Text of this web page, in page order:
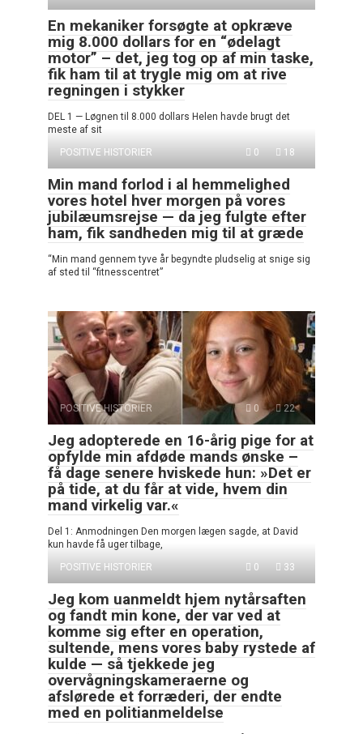
En mekaniker forsøgte at opkræve
mig 8.000 dollars for en “ødelagt
motor” – det, jeg tog op af min taske,
fik ham til at trygle mig om at rive
regningen i stykker
DEL 1 — Løgnen til 8.000 dollars Helen havde brugt det
meste af sit
POSITIVE HISTORIER
0 18
Min mand forlod i al hemmelighed
vores hotel hver morgen på vores
jubilæumsrejse — da jeg fulgte efter
ham, fik sandheden mig til at græde
“Min mand gennem tyve år begyndte pludselig at snige sig
af sted til “fitnesscentret”
POSITIVE HISTORIER 0 22
Jeg adopterede en 16-årig pige for at
opfylde min afdøde mands ønske –
få dage senere hviskede hun: »Det er
på tide, at du får at vide, hvem din
mand virkelig var.«
Del 1: Anmodningen Den morgen lægen sagde, at David
kun havde få uger tilbage,
POSITIVE HISTORIER
0 33
Jeg kom uanmeldt hjem nytårsaften
og fandt min kone, der var ved at
komme sig efter en operation,
sultende, mens vores baby rystede af
kulde — så tjekkede jeg
overvågningskameraerne og
afslørede et forræderi, der endte
med en politianmeldelse